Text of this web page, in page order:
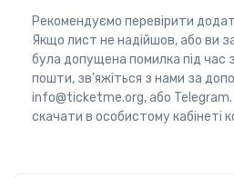
Рекомендуємо перевірити
Якщо лист не надійшов, або ви
була допущена помилка під час
пошти, зв'яжіться з нами за
info@ticketme.org, або
скачати в особистому кабінеті